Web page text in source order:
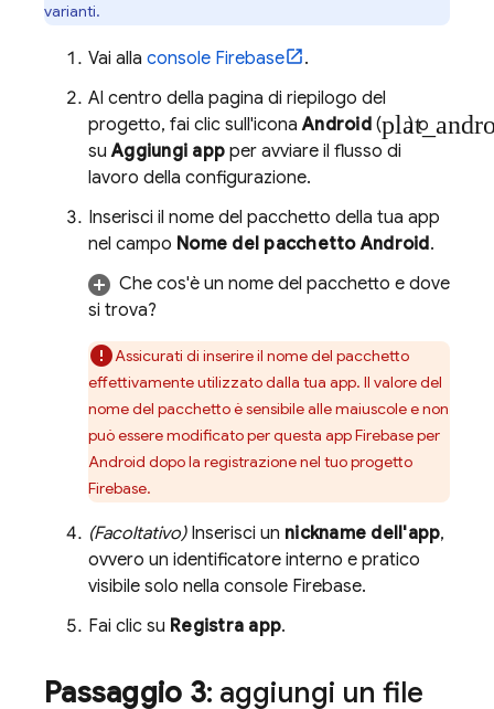
varianti.
Vai alla console Firebase
.
Al centro della pagina di riepilogo del
progetto, fai clic sull'iconaAndroid(
) o
suAggiungi app per avviare il flusso di
lavoro della configurazione.
Inserisci il nome del pacchetto della tua app
nel campo Nome del pacchetto Android.
Che cos'è un nome del pacchetto e dove
si trova?
Assicurati di inserire il nome del pacchetto
effettivamente utilizzato dalla tua app. Il valore del
nome del pacchetto è sensibile alle maiuscole e non
può essere modificato per questa app Firebase per
Android dopo la registrazione nel tuo progetto
Firebase.
(Facoltativo)Inserisci un nickname dell'app,
ovvero un identificatore interno e pratico
visibile solo nella console Firebase.
Fai clic su Registra app.
Passaggio 3: aggiungi un file